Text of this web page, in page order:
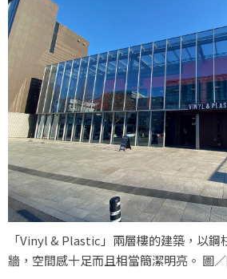
「Vinyl & Plastic」兩層樓的建築，以鋼
牆，空間感十足而且相當簡潔明亮。 圖